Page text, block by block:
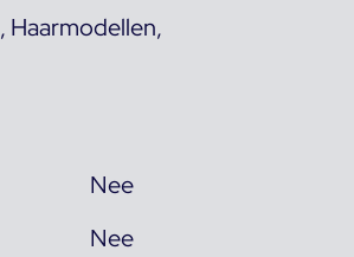
, Haarmodellen,
Nee
Nee